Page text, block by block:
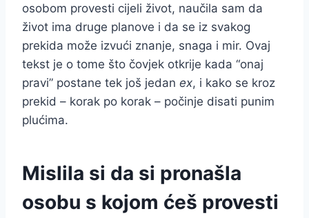
osobom provesti cijeli život, naučila sam da
život ima druge planove i da se iz svakog
prekida može izvući znanje, snaga i mir. Ovaj
tekst je o tome što čovjek otkrije kada “onaj
pravi” postane tek još jedan ex, i kako se kroz
prekid – korak po korak – počinje disati punim
plućima.
Mislila si da si pronašla
osobu s kojom ćeš provesti